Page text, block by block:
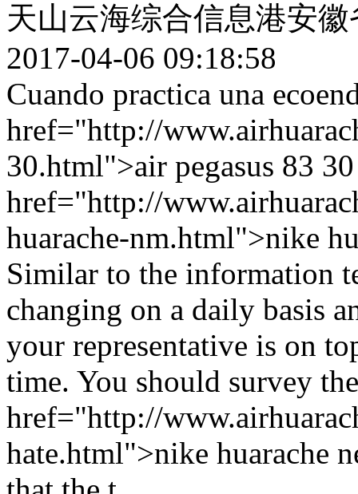
天山云海综合信息港安
2017-04-06 09:18:58
Cuando practica una
href="http://
30.html">air pegasus 83
href="http://
huarache-nm.html">nike
Similar to the information
changing on a daily basis
your representative is on
time. You should survey
href="http://
hate.html">nike huarache